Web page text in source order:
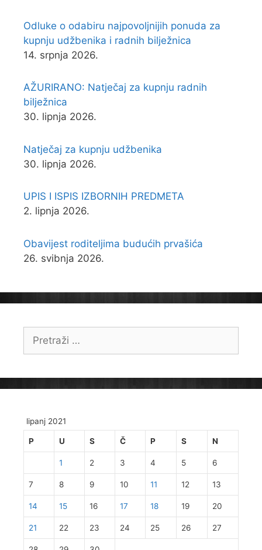
Odluke o odabiru najpovoljnijih ponuda za
kupnju udžbenika i radnih bilježnica
14. srpnja 2026.
AŽURIRANO: Natječaj za kupnju radnih
bilježnica
30. lipnja 2026.
Natječaj za kupnju udžbenika
30. lipnja 2026.
UPIS I ISPIS IZBORNIH PREDMETA
2. lipnja 2026.
Obavijest roditeljima budućih prvašića
26. svibnja 2026.
lipanj 2021
P U S Č P S N
1 2 3 4 5 6
7 8 9 10 11 12 13
14 15 16 17 18 19 20
21 22 23 24 25 26 27